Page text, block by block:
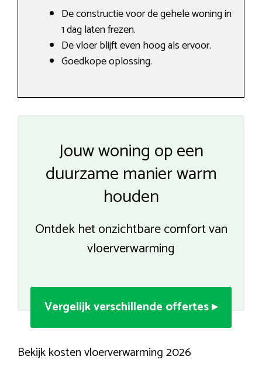
De constructie voor de gehele woning in
1 dag laten frezen.
De vloer blijft even hoog als ervoor.
Goedkope oplossing.
Jouw woning op een
duurzame manier warm
houden
Ontdek het onzichtbare comfort van
vloerverwarming
Vergelijk verschillende offertes ▸
Bekijk kosten vloerverwarming 2026